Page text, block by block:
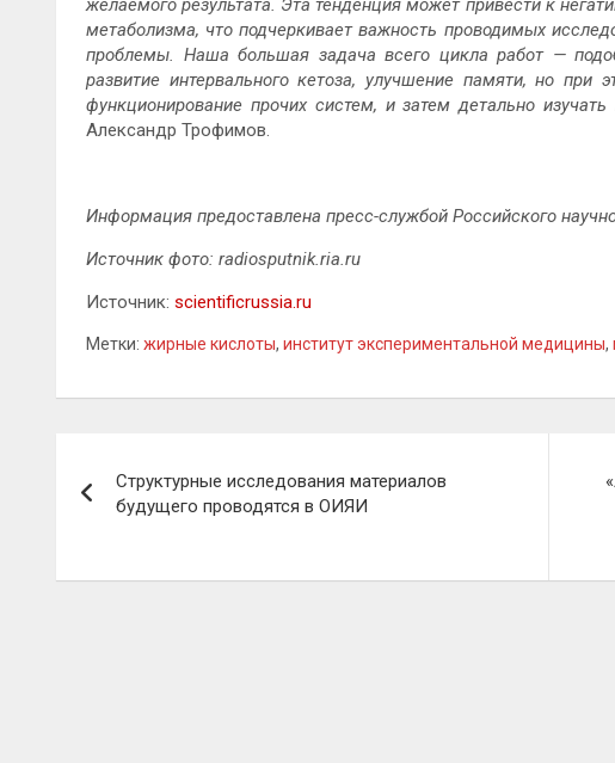
желаемого результата. Эта тенденция может привести к
метаболизма, что подчеркивает важность проводимых
проблемы. Наша большая задача всего цикла работ —
развитие интервального кетоза, улучшение памяти, но
функционирование прочих систем, и затем детально
Александр Трофимов.
Информация предоставлена пресс-службой Российского
Источник фото: radiosputnik.ria.ru
Источник: scientificrussia.ru
Метки: жирные кислоты, институт экспериментальной медицины,
по
Структурные исследования материалов
будущего проводятся в ОИЯИ